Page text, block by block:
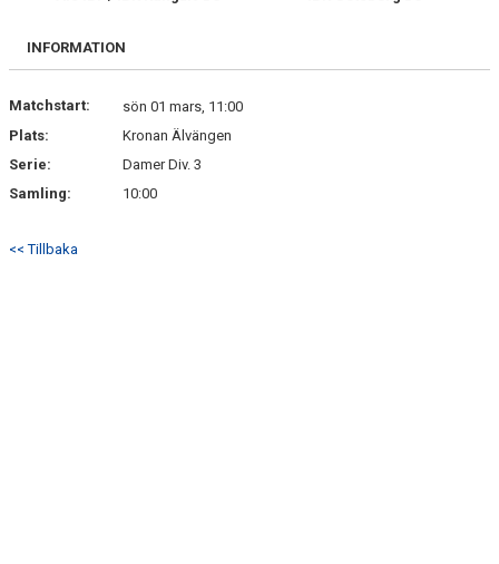
INFORMATION
Matchstart:
sön 01 mars, 11:00
Plats:
Kronan Älvängen
Serie:
Damer Div. 3
Samling:
10:00
<< Tillbaka